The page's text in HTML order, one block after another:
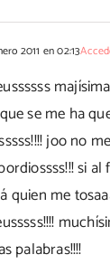
2011 en 02:13
se me ha
joo no
si
quien me
palabras!!!!